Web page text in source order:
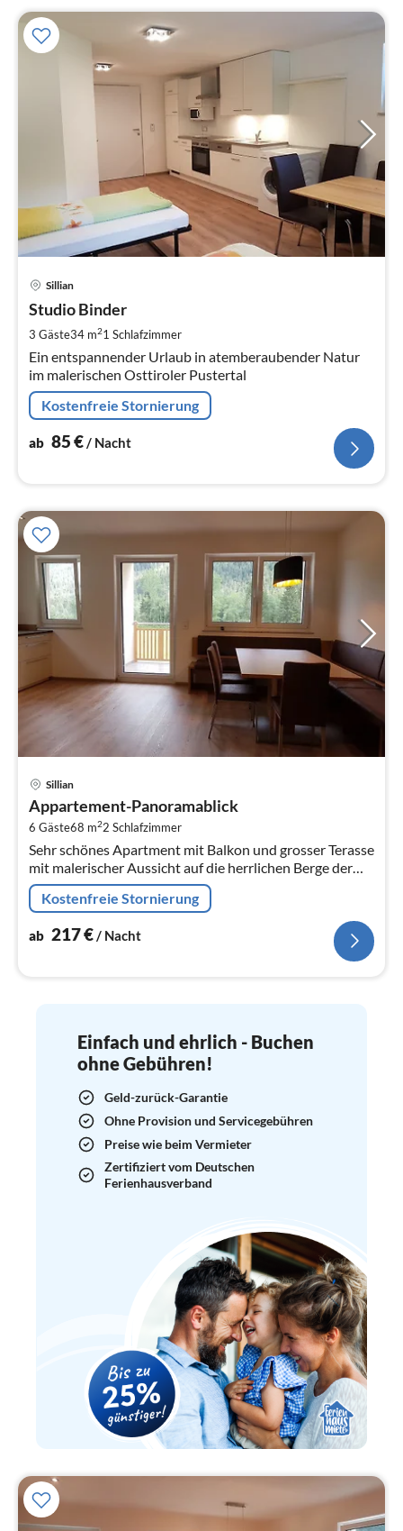
Sillian
Studio Binder
3 Gäste34 m21 Schlafzimmer
Ein entspannender Urlaub in atemberaubender Natur
im malerischen Osttiroler Pustertal
Kostenfreie Stornierung
ab 85€/ Nacht
Sillian
Appartement-Panoramablick
6 Gäste68 m22 Schlafzimmer
Sehr schönes Apartment mit Balkon und grosser Terasse
mit malerischer Aussicht auf die herrlichen Berge der
Süditiroler und Lienzer Dolomiten.
Kostenfreie Stornierung
ab 217€/ Nacht
Einfach und ehrlich - Buchen
ohne Gebühren!
Geld-zurück-Garantie
Ohne Provision und Servicegebühren
Preise wie beim Vermieter
Zertifiziert vom Deutschen
Ferienhausverband